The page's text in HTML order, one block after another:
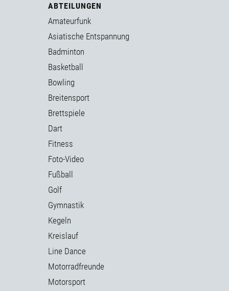
ABTEILUNGEN
Amateurfunk
Asiatische Entspannung
Badminton
Basketball
Bowling
Breitensport
Brettspiele
Dart
Fitness
Foto-Video
Fußball
Golf
Gymnastik
Kegeln
Kreislauf
Line Dance
Motorradfreunde
Motorsport